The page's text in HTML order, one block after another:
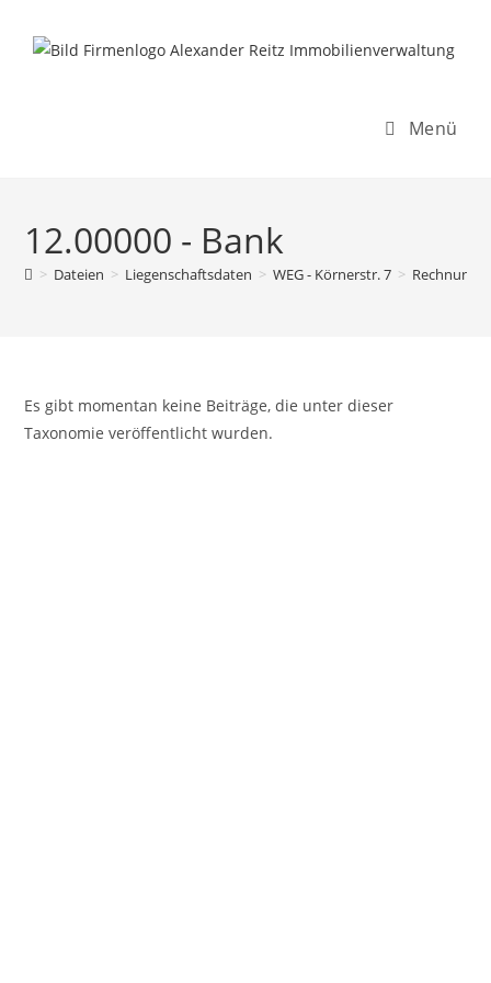
Inhalt
Menü
12.00000 - Bank
> Dateien > Liegenschaftsdaten > WEG - Körnerstr. 7 >
Es gibt momentan keine Beiträge, die unter dieser
Taxonomie veröffentlicht wurden.